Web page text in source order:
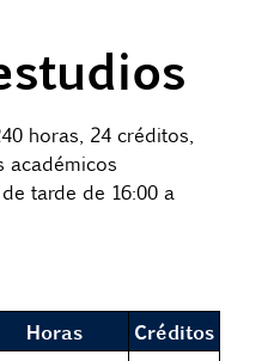
horas, 24 créditos,
académicos
tarde de 16:00 a
Horas Créditos